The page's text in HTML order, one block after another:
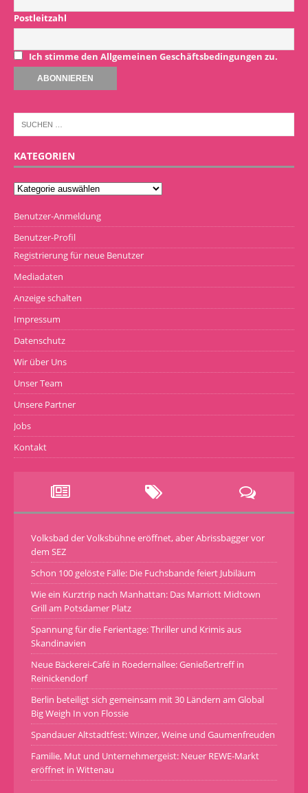
Postleitzahl
Ich stimme den Allgemeinen Geschäftsbedingungen zu.
KATEGORIEN
Benutzer-Anmeldung
Benutzer-Profil
Registrierung für neue Benutzer
Mediadaten
Anzeige schalten
Impressum
Datenschutz
Wir über Uns
Unser Team
Unsere Partner
Jobs
Kontakt
Volksbad der Volksbühne eröffnet, aber Abrissbagger vor
dem SEZ
Schon 100 gelöste Fälle: Die Fuchsbande feiert Jubiläum
Wie ein Kurztrip nach Manhattan: Das Marriott Midtown
Grill am Potsdamer Platz
Spannung für die Ferientage: Thriller und Krimis aus
Skandinavien
Neue Bäckerei-Café in Roedernallee: Genießertreff in
Reinickendorf
Berlin beteiligt sich gemeinsam mit 30 Ländern am Global
Big Weigh In von Flossie
Spandauer Altstadtfest: Winzer, Weine und Gaumenfreuden
Familie, Mut und Unternehmergeist: Neuer REWE-Markt
eröffnet in Wittenau